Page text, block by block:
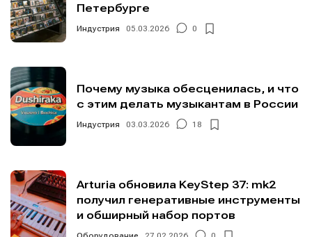
Петербурге
Индустрия 05.03.2026 0
Почему музыка обесценилась, и что
с этим делать музыкантам в России
Индустрия 03.03.2026 18
Arturia обновила KeyStep 37: mk2
получил генеративные инструменты
и обширный набор портов